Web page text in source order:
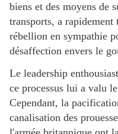
biens et des moyens de
transports, a
rébellion en sympathie
désaffection envers le
Le leadership
ce processus lui a valu
Cependant, la
canalisation des